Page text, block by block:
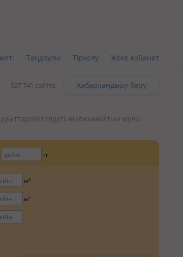
Таңдаулы Тіркелу Жеке кабинет
527 741 сайтта Хабарландыру беру
Шетелдегі жылжымайтын мүлік
тг
м²
м²